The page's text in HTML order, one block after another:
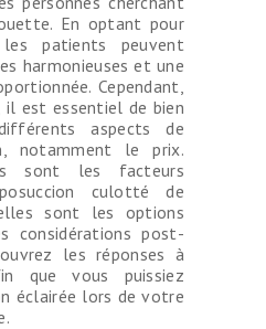
En optant pour
patients peuvent
harmonieuses et une
Cependant,
il est essentiel de bien
aspects de
notamment le prix.
sont les facteurs
culotté de
sont les options
considérations post-
les réponses à
que vous puissiez
éclairée lors de votre